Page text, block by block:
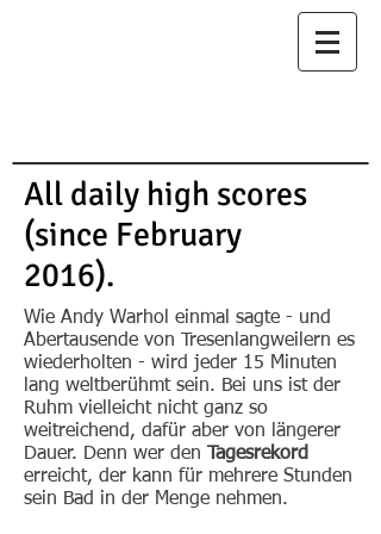
All daily high scores
(since February
2016).
Wie Andy Warhol einmal sagte - und
Abertausende von Tresenlangweilern es
wiederholten - wird jeder 15 Minuten
lang weltberühmt sein. Bei uns ist der
Ruhm vielleicht nicht ganz so
weitreichend, dafür aber von längerer
Dauer. Denn wer den
Tagesrekord
erreicht, der kann für mehrere Stunden
sein Bad in der Menge nehmen.